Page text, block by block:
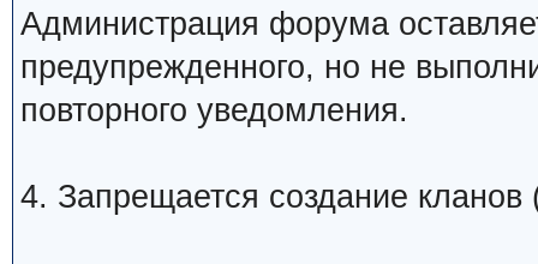
Администрация форума
предупрежденного, но не
повторного уведомления.
4. Запрещается создание